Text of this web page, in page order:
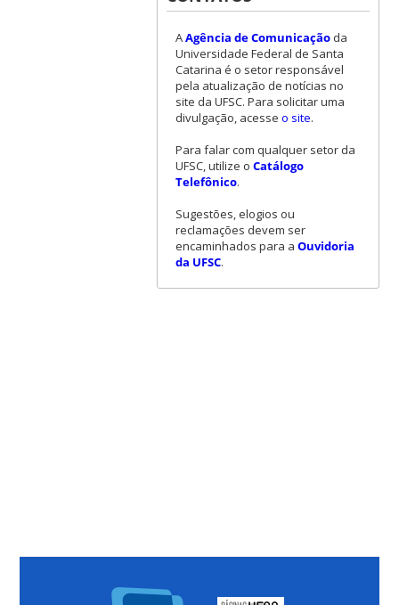
AAgência de Comunicaçãoda
Universidade Federal de Santa
Catarina é o setor responsável
pela atualização de notícias no
site da UFSC. Para solicitar uma
divulgação, acesse o site.
Para falar com qualquer setor da
UFSC, utilize o Catálogo
Telefônico.
Sugestões, elogios ou
reclamações devem ser
encaminhados para a Ouvidoria
da UFSC.